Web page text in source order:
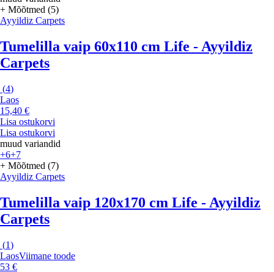
+ Mõõtmed (5)
Ayyildiz Carpets
Tumelilla vaip 60x110 cm Life - Ayyildiz
Carpets
(4)
Laos
15,40 €
Lisa ostukorvi
Lisa ostukorvi
muud variandid
+6+7
+ Mõõtmed (7)
Ayyildiz Carpets
Tumelilla vaip 120x170 cm Life - Ayyildiz
Carpets
(1)
LaosViimane toode
53 €